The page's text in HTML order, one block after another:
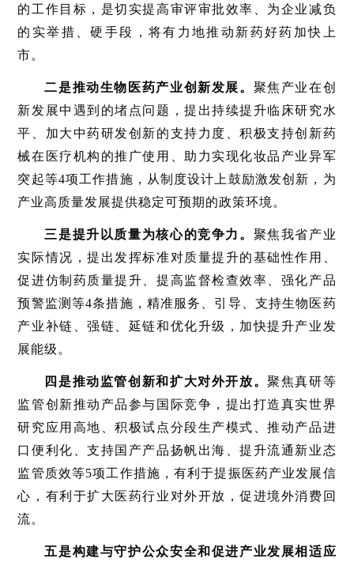
的工作目标，是切实提高审评审批效率、为企业减负
的实举措、硬手段，将有力地推动新药好药加快上
市。
二是推动生物医药产业创新发展。 聚焦产业在创
新发展中遇到的堵点问题，提出持续提升临床研究水
平、加大中药研发创新的支持力度、积极支持创新药
械在医疗机构的推广使用、助力实现化妆品产业异军
突起等4项工作措施，从制度设计上鼓励激发创新，为
产业高质量发展提供稳定可预期的政策环境。
三是提升以质量为核心的竞争力。 聚焦我省产业
实际情况，提出发挥标准对质量提升的基础性作用、
促进仿制药质量提升、提高监督检查效率、强化产品
预警监测等4条措施，精准服务、引导、支持生物医药
产业补链、强链、延链和优化升级，加快提升产业发
展能级。
四是推动监管创新和扩大对外开放。聚焦真研等
监管创新推动产品参与国际竞争，提出打造真实世界
研究应用高地、积极试点分段生产模式、推动产品进
口便利化、支持国产产品扬帆出海、提升流通新业态
监管质效等5项工作措施，有利于提振医药产业发展信
心，有利于扩大医药行业对外开放，促进境外消费回
流。
五是构建与守护公众安全和促进产业发展相适应